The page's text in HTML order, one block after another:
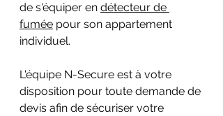
de s'équiper en détecteur de
fumée pour son appartement
individuel.
L'équipe N-Secure est à votre
disposition pour toute demande de
devis afin de sécuriser votre